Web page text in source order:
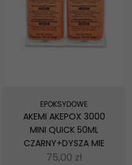
EPOKSYDOWE
AKEMI AKEPOX 3000
MINI QUICK 50ML
CZARNY+DYSZA MIE
75,00 zł